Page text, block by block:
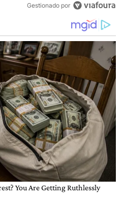
Gestionado por